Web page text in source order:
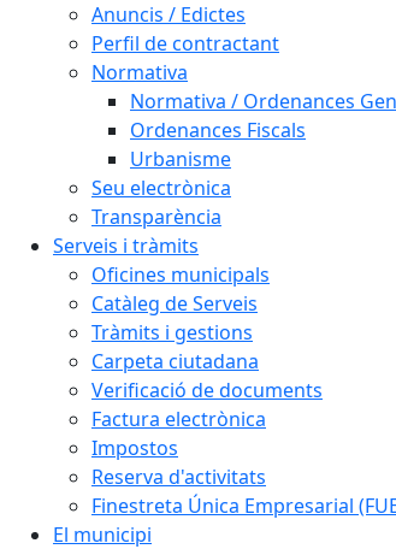
Anuncis / Edictes
Perfil de contractant
Normativa
Normativa / Ordenances
Ordenances Fiscals
Urbanisme
Seu electrònica
Transparència
Serveis i tràmits
Oficines municipals
Catàleg de Serveis
Tràmits i gestions
Carpeta ciutadana
Verificació de documents
Factura electrònica
Impostos
Reserva d'activitats
Finestreta Única Empresarial
El municipi